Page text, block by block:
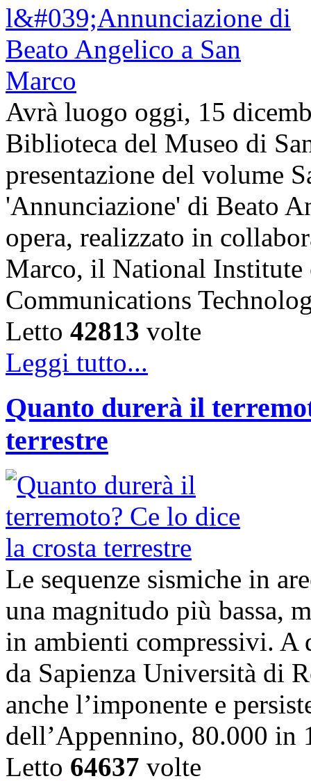
Avrà luogo oggi, 15
Biblioteca del Museo di
presentazione del volume
'Annunciazione' di Beato
opera, realizzato in
Marco, il National
Communications
Letto 42813 volte
Leggi tutto...
Quanto durerà il
terrestre
Le sequenze sismiche in
una magnitudo più bassa,
in ambienti compressivi.
da Sapienza Università di
anche l’imponente e
dell’Appennino, 80.000
Letto 64637 volte